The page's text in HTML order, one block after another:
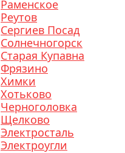
Раменское
Реутов
Сергиев Посад
Солнечногорск
Старая Купавна
Фрязино
Химки
Хотьково
Черноголовка
Щелково
Электросталь
Электроугли